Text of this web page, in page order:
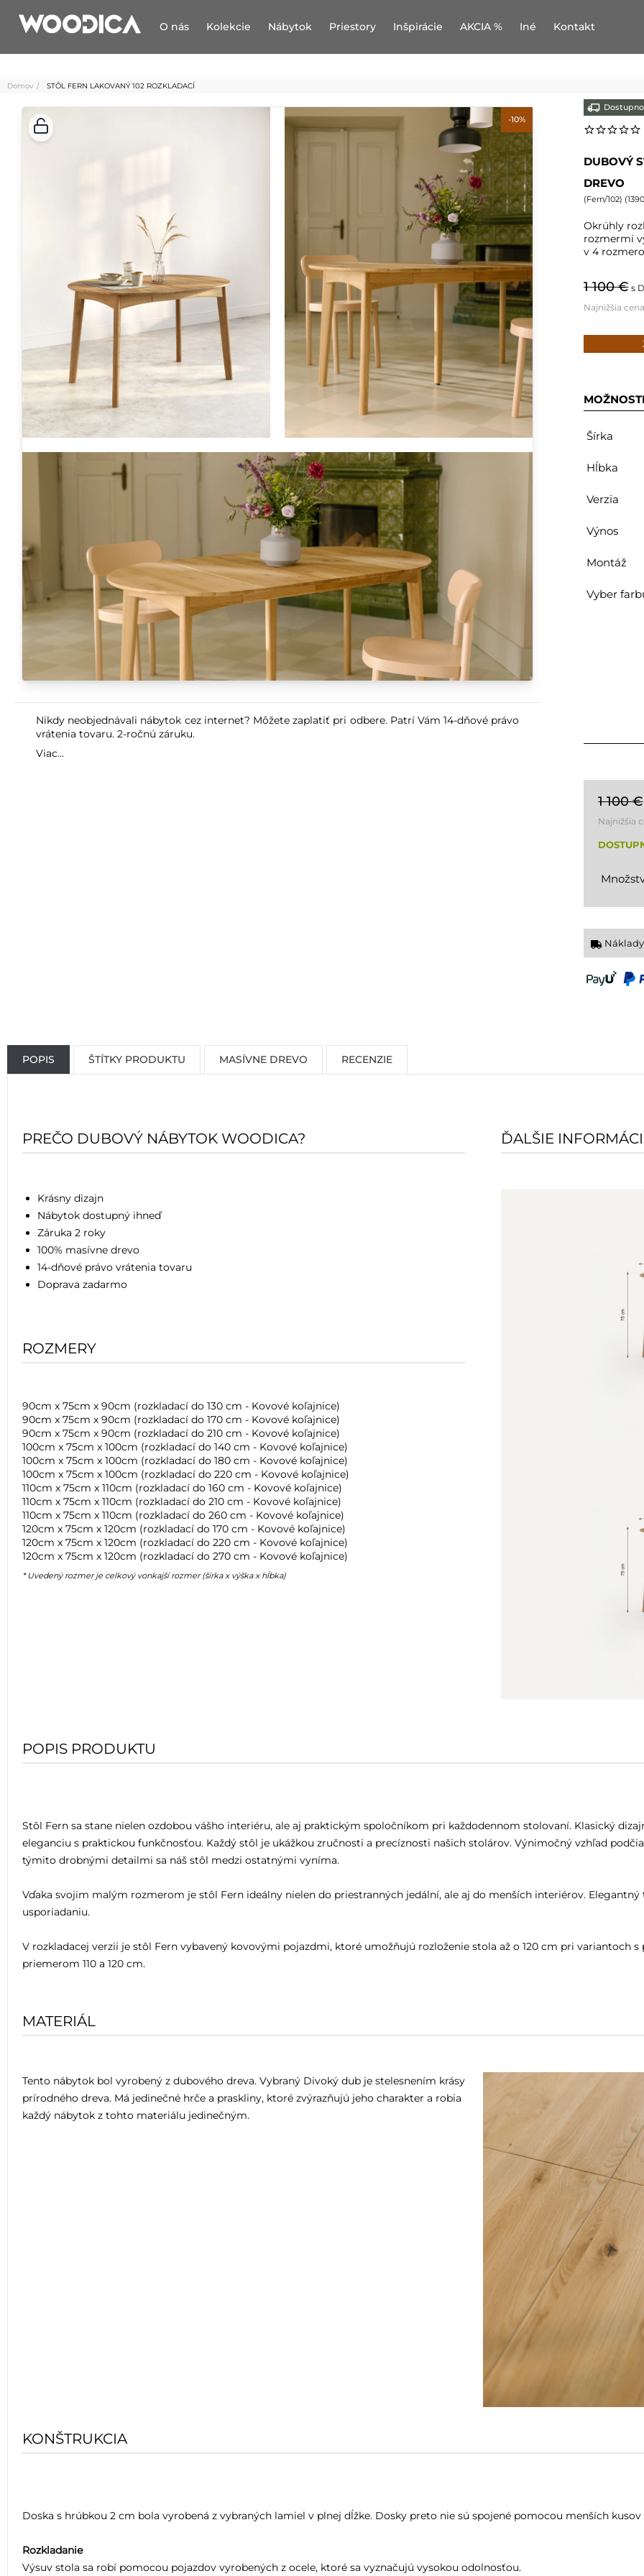
O nás Kolekcie Nábytok Priestory Inšpirácie AKCIA % Iné Kontakt
Domov STÔL FERN LAKOVANÝ 102 ROZKLADACÍ
-10%
Nikdy neobjednávali nábytok cez internet? Môžete zaplatiť pri odbere. Patrí Vám 14-dňové právo
vrátenia tovaru. 2-ročnú záruku.
Viac...
DUBOVÝ
DREVO
(Fern/102) (
Okrúhly
rozmermi
v 4
1 100 € s
Najnižšia
Šírka
Hĺbka
Verzia
Výnos
Montáž
Vyber
1 100 €
Najnižšia
POPIS ŠTÍTKY PRODUKTU MASÍVNE DREVO RECENZIE
PREČO DUBOVÝ NÁBYTOK WOODICA?
Krásny dizajn
Nábytok dostupný ihneď
Záruka 2 roky
100% masívne drevo
14-dňové právo vrátenia tovaru
Doprava zadarmo
ROZMERY
90cm x 75cm x 90cm (rozkladací do 130 cm - Kovové koľajnice)
90cm x 75cm x 90cm (rozkladací do 170 cm - Kovové koľajnice)
90cm x 75cm x 90cm (rozkladací do 210 cm - Kovové koľajnice)
100cm x 75cm x 100cm (rozkladací do 140 cm - Kovové koľajnice)
100cm x 75cm x 100cm (rozkladací do 180 cm - Kovové koľajnice)
100cm x 75cm x 100cm (rozkladací do 220 cm - Kovové koľajnice)
110cm x 75cm x 110cm (rozkladací do 160 cm - Kovové koľajnice)
110cm x 75cm x 110cm (rozkladací do 210 cm - Kovové koľajnice)
110cm x 75cm x 110cm (rozkladací do 260 cm - Kovové koľajnice)
120cm x 75cm x 120cm (rozkladací do 170 cm - Kovové koľajnice)
120cm x 75cm x 120cm (rozkladací do 220 cm - Kovové koľajnice)
120cm x 75cm x 120cm (rozkladací do 270 cm - Kovové koľajnice)
* Uvedený rozmer je celkový vonkajší rozmer (šírka x výška x hĺbka)
ĎALŠIE
POPIS PRODUKTU
Stôl Fern sa stane nielen ozdobou vášho interiéru, ale aj praktickým spoločníkom pri každodennom stolovaní. Klasický
eleganciu s praktickou funkčnosťou. Každý stôl je ukážkou zručnosti a precíznosti našich stolárov. Výnimočný vzhľad
týmito drobnými detailmi sa náš stôl medzi ostatnými vyníma.
Vďaka svojim malým rozmerom je stôl Fern ideálny nielen do priestranných jedální, ale aj do menších interiérov.
usporiadaniu.
V rozkladacej verzii je stôl Fern vybavený kovovými pojazdmi, ktoré umožňujú rozloženie stola až o 120 cm pri variantoch
priemerom 110 a 120 cm.
MATERIÁL
Tento nábytok bol vyrobený z dubového dreva. Vybraný Divoký dub je stelesnením krásy
prírodného dreva. Má jedinečné hrče a praskliny, ktoré zvýrazňujú jeho charakter a robia
každý nábytok z tohto materiálu jedinečným.
KONŠTRUKCIA
Doska s hrúbkou 2 cm bola vyrobená z vybraných lamiel v plnej dĺžke. Dosky preto nie sú spojené pomocou menších kusov
Rozkladanie
Výsuv stola sa robí pomocou pojazdov vyrobených z ocele, ktoré sa vyznačujú vysokou odolnosťou.